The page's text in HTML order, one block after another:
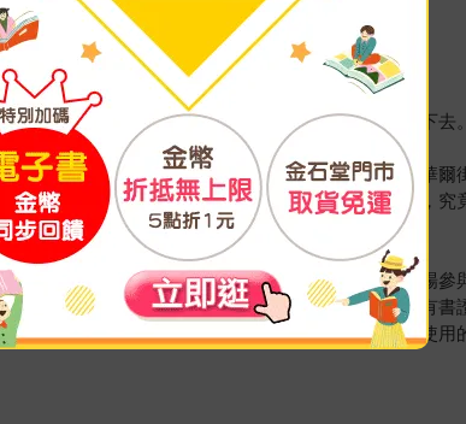
思．岡瑟，深知這種機率遊戲，沒有人能永遠連勝下
讓美國證券交易委員會也十分頭疼。
程中他發現，不僅靠玄學投資這事由來已久，就連華
了他始終沒能解釋清楚的「預感」。這種直覺感應，究
大殺四方的奇妙人物。有人說自己的大腦能接收市場
魂，有人用靈擺問事。更讓人沒想到的是，他們都有書
他調查到的一切呈現在你的眼前，從他們的故事、使